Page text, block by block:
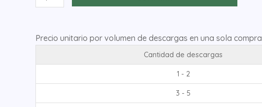
cantidad
Precio unitario por volumen de descargas en una sola compra
Cantidad de descargas
1 - 2
3 - 5